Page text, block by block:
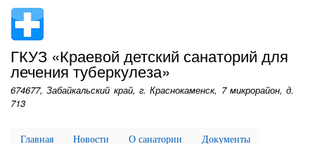
содержанию
ГКУЗ «Краевой детский санаторий для
лечения туберкулеза»
674677, Забайкальский край, г. Краснокаменск, 7 микрорайон, д.
713
Главная Новости О санатории
Документы